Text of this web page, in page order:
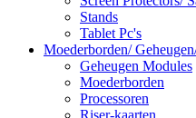
Stands
Tablet Pc's
Moederborden/
Geheugen Modules
Moederborden
Processoren